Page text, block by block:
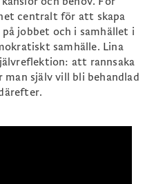
centralt för att skapa
jobbet och i samhället i
samhälle. Lina
att rannsaka
man själv vill bli behandlad